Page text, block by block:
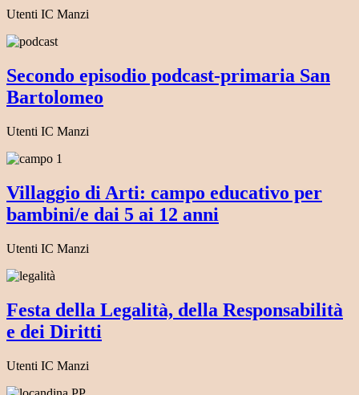
Utenti IC Manzi
Secondo episodio podcast-primaria San
Bartolomeo
Utenti IC Manzi
Villaggio di Arti: campo educativo per
bambini/e dai 5 ai 12 anni
Utenti IC Manzi
Festa della Legalità, della Responsabilità
e dei Diritti
Utenti IC Manzi